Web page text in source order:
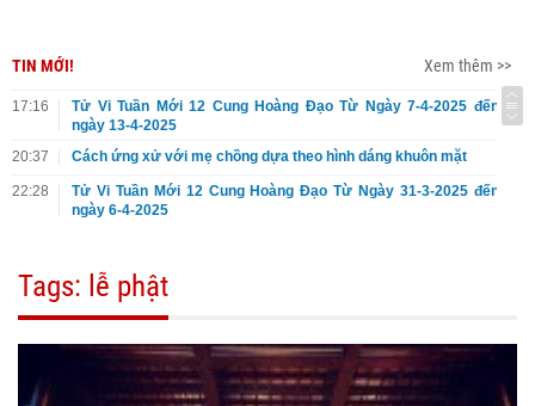
TIN MỚI! Xem thêm >>
17:16
Tử Vi Tuần Mới 12 Cung Hoàng Đạo Từ Ngày 7-4-2025 đến
ngày 13-4-2025
20:37
Cách ứng xử với mẹ chồng dựa theo hình dáng khuôn mặt
22:28
Tử Vi Tuần Mới 12 Cung Hoàng Đạo Từ Ngày 31-3-2025 đến
ngày 6-4-2025
Tags: lễ phật